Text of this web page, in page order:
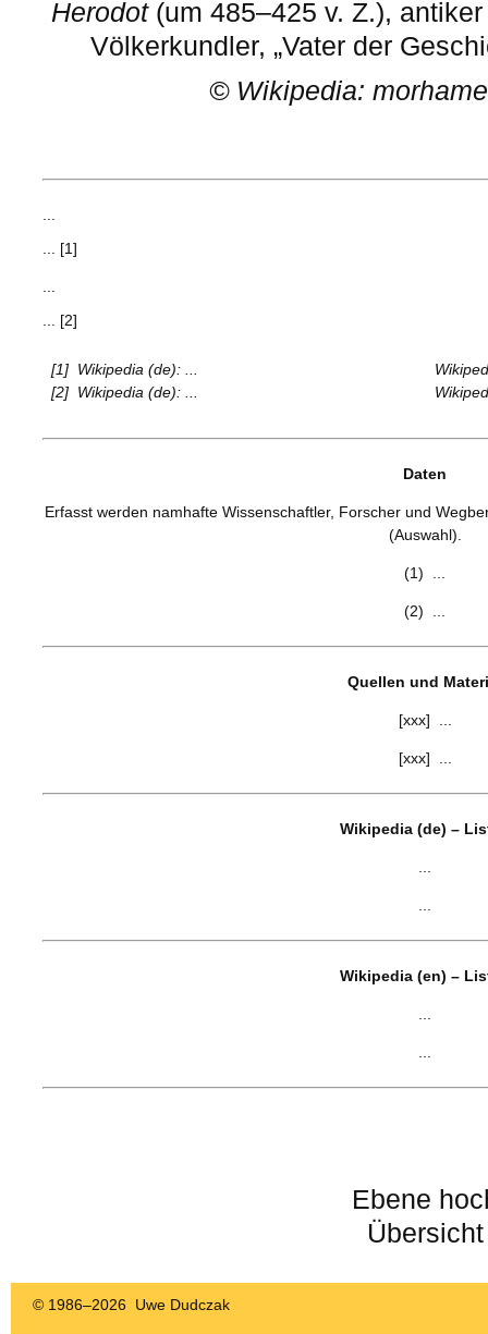
Herodot(um 485–425 v. Z.),
Völkerkundler, „Vater der
© Wikipedia:
... [1]
... [2]
[1] Wikipedia (de): ...
[2] Wikipedia (de): ...
Daten
Erfasst werden namhafte Wissenschaftler, Forscher und
(Auswahl).
(1) ...
(2) ...
Quellen und
[xxx] ...
[xxx] ...
Wikipedia (de) –
Wikipedia (en) –
Ebene
Übersicht
© 1986–2026 Uwe Dudczak